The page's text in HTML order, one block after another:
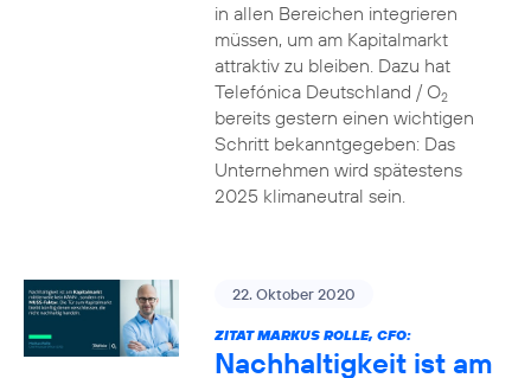
in allen Bereichen integrieren
müssen, um am Kapitalmarkt
attraktiv zu bleiben. Dazu hat
Telefónica Deutschland / O2
bereits gestern einen wichtigen
Schritt bekanntgegeben: Das
Unternehmen wird spätestens
2025 klimaneutral sein.
22. Oktober 2020
ZITAT MARKUS ROLLE, CFO:
Nachhaltigkeit ist am